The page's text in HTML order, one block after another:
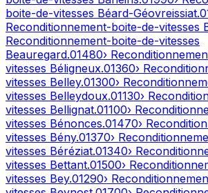
boite-de-vitesses Béard-Géovreissiat.
Reconditionnement-boite-de-vitesses
Reconditionnement-boite-de-vitesses
Beauregard.01480›
vitesses Béligneux.01360›
vitesses Belley.01300›
vitesses Belleydoux.01130›
vitesses Bellignat.01100›
vitesses Bénonces.01470›
vitesses Bény.01370›
vitesses Béréziat.01340›
vitesses Bettant.01500›
vitesses Bey.01290›